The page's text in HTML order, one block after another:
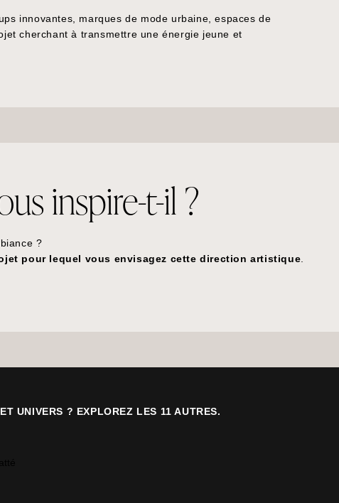
innovantes, marques de mode urbaine, espaces de
cherchant à transmettre une énergie jeune et
inspire-t-il ?
?
pour lequel vous envisagez cette direction artistique.
UNIVERS ? EXPLOREZ LES 11 AUTRES.